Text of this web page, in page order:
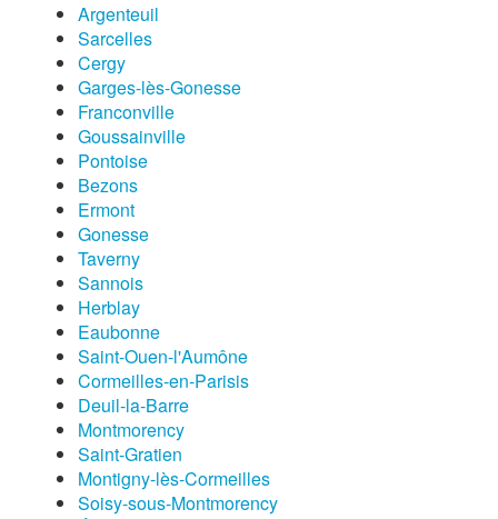
Argenteuil
Sarcelles
Cergy
Garges-lès-Gonesse
Franconville
Goussainville
Pontoise
Bezons
Ermont
Gonesse
Taverny
Sannois
Herblay
Eaubonne
Saint-Ouen-l'Aumône
Cormeilles-en-Parisis
Deuil-la-Barre
Montmorency
Saint-Gratien
Montigny-lès-Cormeilles
Soisy-sous-Montmorency